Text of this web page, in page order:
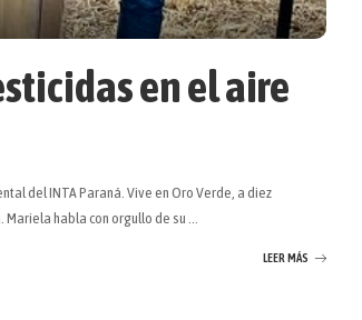
en el aire
del INTA Paraná. Vive en Oro Verde, a diez
habla con orgullo de su ...
LEER MÁS